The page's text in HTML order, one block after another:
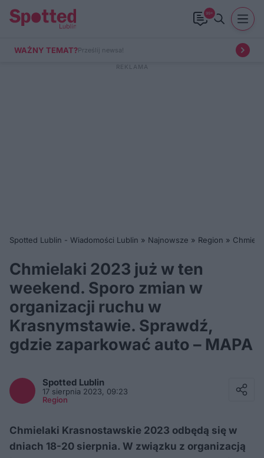
99+
WAŻNY TEMAT?Prześlij newsa!
Spotted Lublin - Wiadomości Lublin » Najnowsze » Region »
Chmielaki 2023 już w ten
weekend. Sporo zmian w
organizacji ruchu w
Krasnymstawie. Sprawdź,
gdzie zaparkować auto – MAPA
Spotted Lublin
17 sierpnia 2023, 09:23
Region
Chmielaki Krasnostawskie 2023 odbędą się w
dniach 18-20 sierpnia. W związku z organizacją